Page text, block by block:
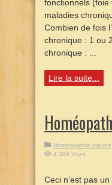
fonctionnels
maladies
Combien de fois
chronique : 1 ou
chronique : ...
Lire la suite...
Homéopathie équine
4,386 Vues
Ceci n’est pas